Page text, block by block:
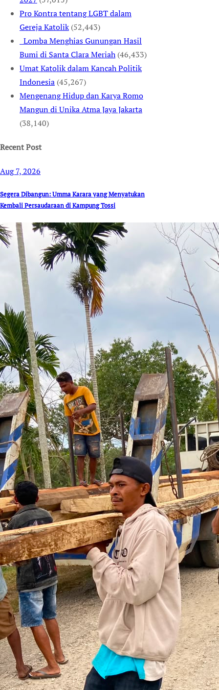
Pro Kontra tentang LGBT dalam
Gereja Katolik (52,443)
Lomba Menghias Gunungan Hasil
Bumi di Santa Clara Meriah (46,433)
Umat Katolik dalam Kancah Politik
Indonesia (45,267)
Mengenang Hidup dan Karya Romo
Mangun di Unika Atma Jaya Jakarta
(38,140)
Recent Post
Aug 7, 2026
Segera Dibangun: Umma Karara yang Menyatukan
Kembali Persaudaraan di Kampung Tossi